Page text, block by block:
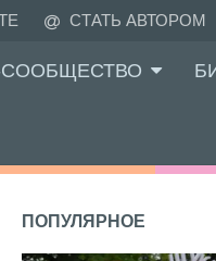
СТАТЬ АВТОРОМ
СООБЩЕСТВО
ПОПУЛЯРНОЕ